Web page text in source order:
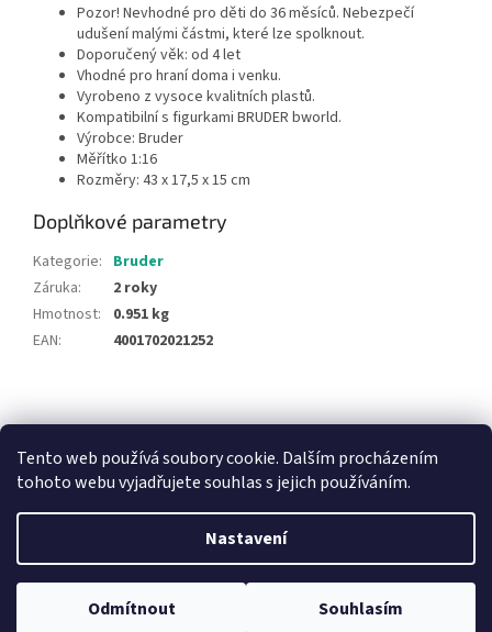
Tento web používá soubory cookie. Dalším procházením
tohoto webu vyjadřujete souhlas s jejich používáním.
Nastavení
Odmítnout Souhlasím
Pozor! Nevhodné pro děti do 36 měsíců. Nebezpečí
udušení malými částmi, které lze spolknout.
Doporučený věk: od 4 let
Vhodné pro hraní doma i venku.
Vyrobeno z vysoce kvalitních plastů.
Kompatibilní s figurkami BRUDER bworld.
Výrobce: Bruder
Měřítko 1:16
Rozměry: 43 x 17,5 x 15 cm
Doplňkové parametry
Kategorie: Bruder
Záruka:
2 roky
Hmotnost:
0.951 kg
EAN: 4001702021252
á
Vytvořil Shoptet
Copyright 2026Hračky Duba . Všechna práva vyhrazena.